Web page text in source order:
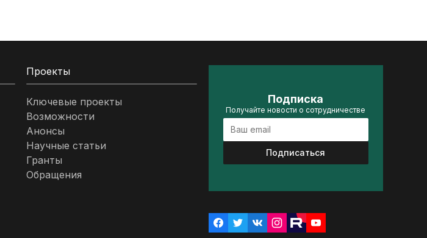
Проекты
Ключевые проекты
Возможности
Анонсы
Научные статьи
Гранты
Обращения
Подписка
Получайте новости о сотрудничестве
Подписаться